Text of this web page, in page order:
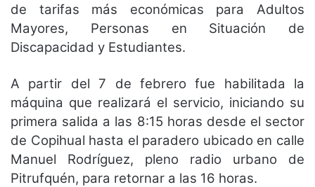
de tarifas más económicas para Adultos
Mayores, Personas en Situación de
Discapacidad y Estudiantes.
A partir del 7 de febrero fue habilitada la
máquina que realizará el servicio, iniciando su
primera salida a las 8:15 horas desde el sector
de Copihual hasta el paradero ubicado en calle
Manuel Rodríguez, pleno radio urbano de
Pitrufquén, para retornar a las 16 horas.